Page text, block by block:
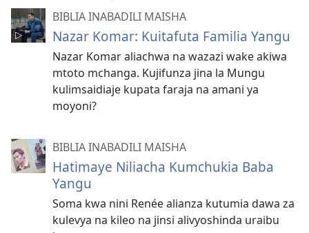
BIBLIA INABADILI MAISHA
Nazar Komar: Kuitafuta Familia Yangu
Nazar Komar aliachwa na wazazi wake akiwa
mtoto mchanga. Kujifunza jina la Mungu
kulimsaidiaje kupata faraja na amani ya
moyoni?
BIBLIA INABADILI MAISHA
Hatimaye Niliacha Kumchukia Baba
Yangu
Soma kwa nini Renée alianza kutumia dawa za
kulevya na kileo na jinsi alivyoshinda uraibu